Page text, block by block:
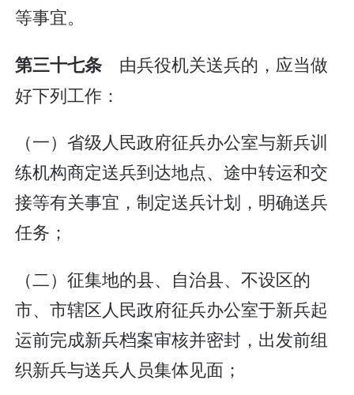
等事宜。
第三十七条 由兵役机关送兵的，应当做
好下列工作：
（一）省级人民政府征兵办公室与新兵训
练机构商定送兵到达地点、途中转运和交
接等有关事宜，制定送兵计划，明确送兵
任务；
（二）征集地的县、自治县、不设区的
市、市辖区人民政府征兵办公室于新兵起
运前完成新兵档案审核并密封，出发前组
织新兵与送兵人员集体见面；